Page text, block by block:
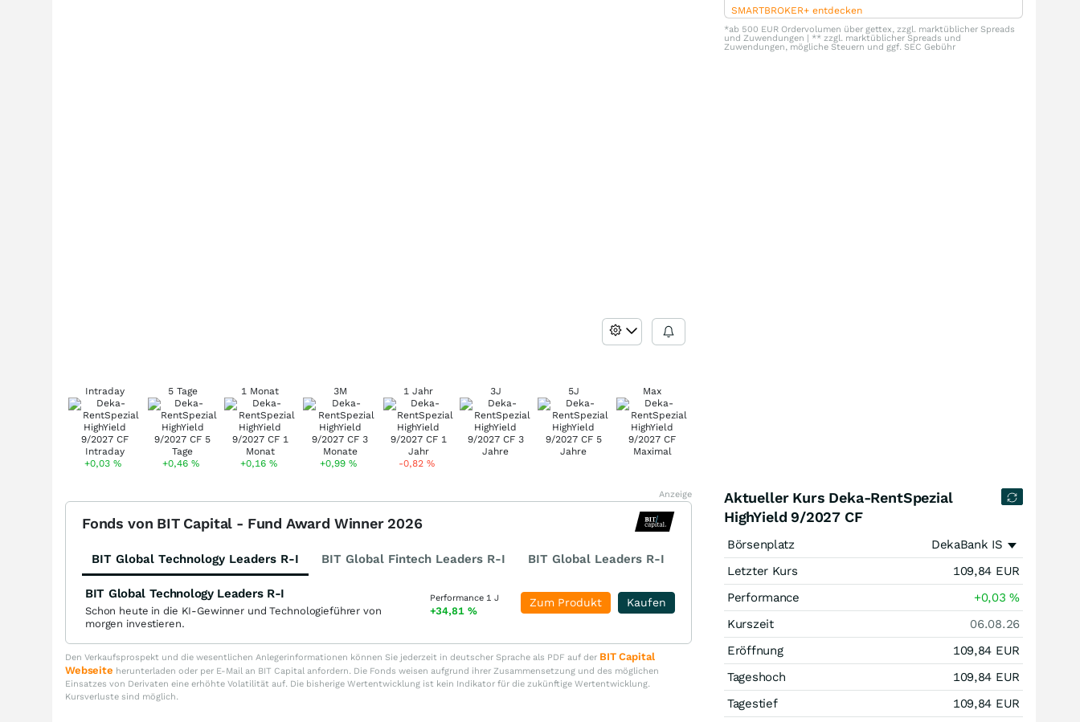
Intraday
+0,03%
5 Tage
+0,46%
1 Monat
+0,16 %
3M
+0,99%
1 Jahr
-0,82%
3J 5J Max
SMARTBROKER+ entdecken
*ab 500 EUR Ordervolumen über gettex, zzgl. marktüblicher Spreads
und Zuwendungen | ** zzgl. marktüblicher Spreads und
Zuwendungen, mögliche Steuern und ggf. SEC Gebühr
Anzeige
Fonds von BIT Capital - Fund Award Winner 2026
BIT Global Technology Leaders R-I BIT Global Fintech Leaders R-I BIT Global Leaders R-I
BIT Global Technology Leaders R-I
Schon heute in die KI-Gewinner und Technologieführer von
morgen investieren.
Performance 1 J
+34,81 %
Kaufen
Zum Produkt
Den Verkaufsprospekt und die wesentlichen Anlegerinformationen können Sie jederzeit in deutscher Sprache als PDF auf der BIT Capital
Webseite herunterladen oder per E-Mail an BIT Capital anfordern. Die Fonds weisen aufgrund ihrer Zusammensetzung und des möglichen
Einsatzes von Derivaten eine erhöhte Volatilität auf. Die bisherige Wertentwicklung ist kein Indikator für die zukünftige Wertentwicklung.
Kursverluste sind möglich.
Aktueller Kurs Deka-RentSpezial
HighYield 9/2027 CF
Börsenplatz
DekaBank IS
Letzter Kurs
109,84 EUR
Performance
+0,03%
Kurszeit
06.08.26
Eröffnung
109,84 EUR
Tageshoch
109,84 EUR
Tagestief
109,84 EUR